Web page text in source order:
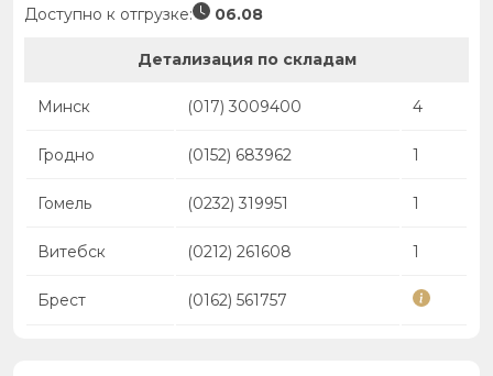
Доступно к отгрузке: 06.08
Детализация по складам
Минск (017) 3009400 4
Гродно (0152) 683962 1
Гомель (0232) 319951 1
Витебск (0212) 261608 1
Брест (0162) 561757